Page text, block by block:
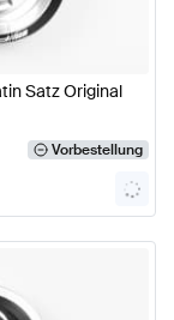
Satz Original
Vorbestellung